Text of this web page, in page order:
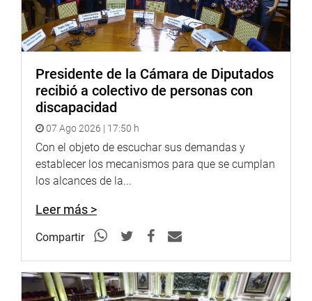
Presidente de la Cámara de Diputados
recibió a colectivo de personas con
discapacidad
07 Ago 2026 | 17:50 h
Con el objeto de escuchar sus demandas y
establecer los mecanismos para que se cumplan
los alcances de la...
Leer más >
Compartir